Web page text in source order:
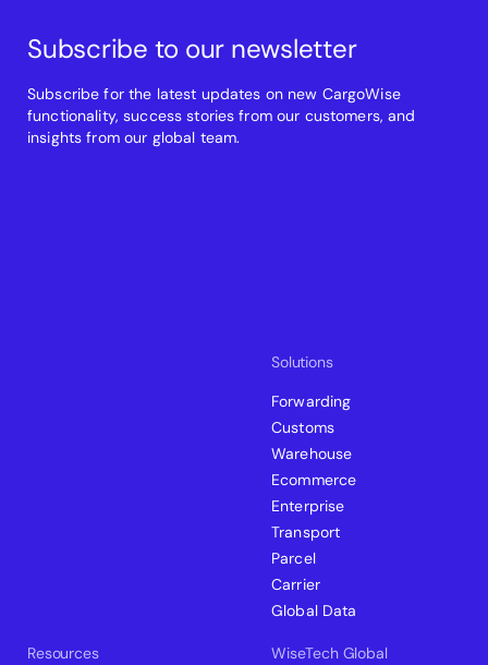
Solutions
Forwarding
Customs
Warehouse
Ecommerce
Enterprise
Transport
Parcel
Carrier
Global Data
Resources
WiseTech Global
Subscribe to our newsletter
Subscribe for the latest updates on new CargoWise
functionality, success stories from our customers, and
insights from our global team.